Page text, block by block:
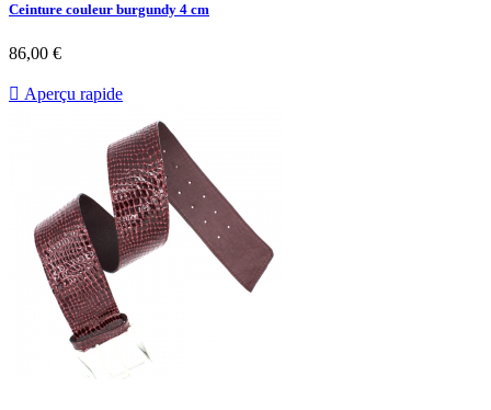
Ceinture couleur burgundy 4 cm
86,00 €
 Aperçu rapide